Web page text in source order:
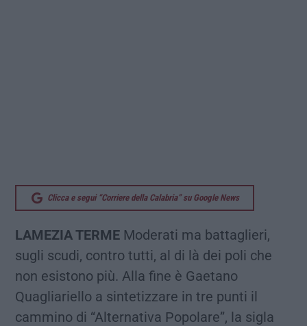
Clicca e segui “Corriere della Calabria” su Google News
LAMEZIA TERME Moderati ma battaglieri,
sugli scudi, contro tutti, al di là dei poli che
non esistono più. Alla fine è Gaetano
Quagliariello a sintetizzare in tre punti il
cammino di “Alternativa Popolare”, la sigla